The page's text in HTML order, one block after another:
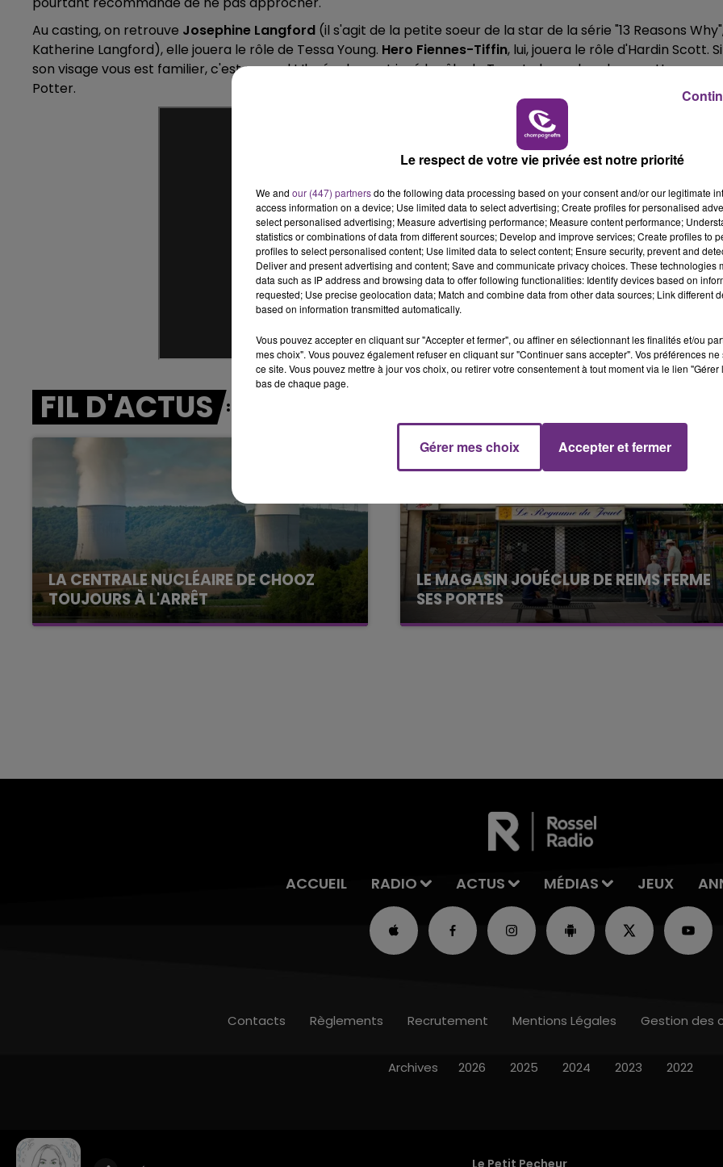
BEST OF LE WEEK-END CHAMPAGNE FM
Au casting, on retrouve Josephine Langford (il s'agit de la petite soeur de la star de la série "13 Reasons
Katherine Langford), elle jouera le rôle de Tessa Young. Hero Fiennes-Tiffin, lui, jouera le rôle d'Hardin Scott. Si
son visage vous est familier, c'est normal ! Il a également joué le rôle de Tom Jedusor dans la saga Harry
Potter.
FIL D'ACTUS
LA CENTRALE NUCLÉAIRE DE CHOOZ
TOUJOURS À L'ARRÊT
Cela fait déjà une semaine que la centrale
LE MAGASIN JOUÉCLUB DE REIMS FERME
SES PORTES
C'était l'une des institutions du centre-ville
ACCUEIL RADIO ACTUS MÉDIAS JEUX
Le Petit Pecheur
Contacts Règlements Recrutement Mentions Légales Gestion des
Archives 2026 2025 2024 2023 2022
Le respect de votre vie privée est notre priorité
We and our (447) partnersdo the following data processing based on your consent and/or our legitimate
access information on a device; Use limited data to select advertising; Create profiles for personalised
select personalised advertising; Measure advertising performance; Measure content performance;
statistics or combinations of data from different sources; Develop and improve services; Create profiles to
profiles to select personalised content; Use limited data to select content; Ensure security, prevent and
Deliver and present advertising and content; Save and communicate privacy choices. These technologies
data such as IP address and browsing data to offer following functionalities: Identify devices based on
requested; Use precise geolocation data; Match and combine data from other data sources; Link different
based on information transmitted automatically.
Vous pouvez accepter en cliquant sur "Accepter et fermer", ou affiner en sélectionnant les finalités et/ou
mes choix". Vous pouvez également refuser en cliquant sur "Continuer sans accepter". Vos préférences
ce site. Vous pouvez mettre à jour vos choix, ou retirer votre consentement à tout moment via le lien
bas de chaque page.
Gérer mes choix Accepter et fermer